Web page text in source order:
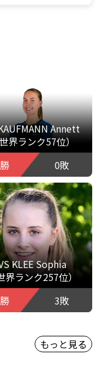
Annett
界ランク57位）
0敗
KLEE Sophia
界ランク257位）
3敗
もっと見る